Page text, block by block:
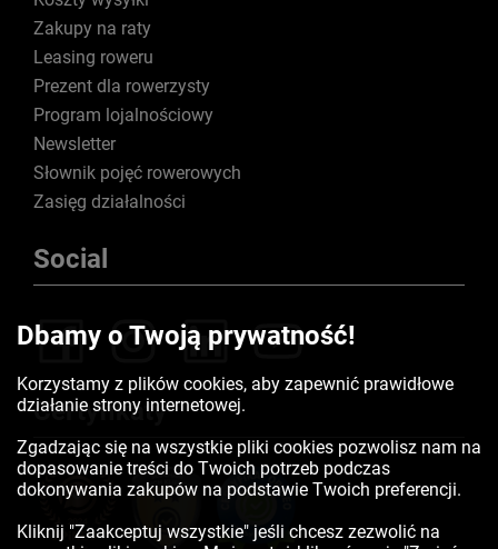
Zakupy na raty
Leasing roweru
Prezent dla rowerzysty
Program lojalnościowy
Newsletter
Słownik pojęć rowerowych
Zasięg działalności
Social
Certyfikaty
Dbamy o Twoją prywatność!
Korzystamy z plików cookies, aby zapewnić prawidłowe
działanie strony internetowej.
Zgadzając się na wszystkie pliki cookies pozwolisz nam na
dopasowanie treści do Twoich potrzeb podczas
dokonywania zakupów na podstawie Twoich preferencji.
Kliknij "Zaakceptuj wszystkie" jeśli chcesz zezwolić na